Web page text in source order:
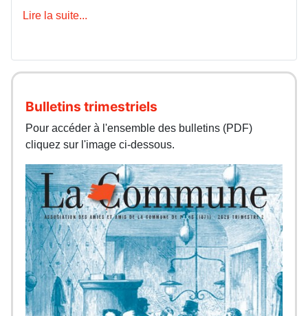
Lire la suite...
Bulletins trimestriels
Pour accéder à l'ensemble des bulletins (PDF)
cliquez sur l'image ci-dessous.